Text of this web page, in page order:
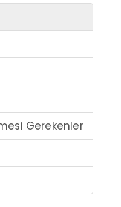
Gerekenler